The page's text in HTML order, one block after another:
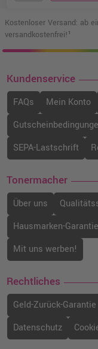
Kostenloser Versand: ab
versandkostenfrei!¹
Kundenservice
FAQs Mein Konto
SEPA-Lastschrift
Tonermacher
Über uns
Hausmarken-Garantie
Mit uns werben!
Rechtliches
Geld-Zurück-Garantie
Datenschutz